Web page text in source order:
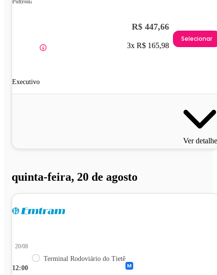
Executivo
R$ 447,66
3x R$ 165,98
Selecionar
Ver
quinta-feira, 20 de agosto
12:00
20/08
Terminal Rodoviário do Tietê